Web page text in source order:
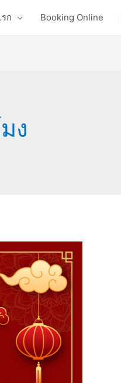
ก Booking Online
ง